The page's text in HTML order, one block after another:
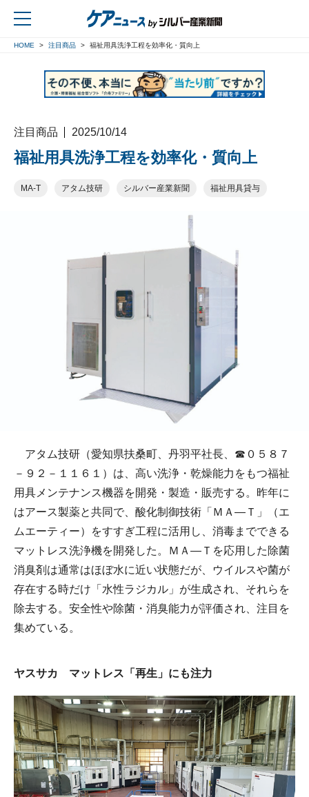
HOME 注目商品 福祉用具洗浄工程を効率化・質向上
注目商品 2025/10/14
福祉用具洗浄工程を効率化・質向上
MA-T アタム技研 シルバー産業新聞 福祉用具貸与
アタム技研（愛知県扶桑町、丹羽平社長、☎０５８７
－９２－１１６１）は、高い洗浄・乾燥能力をもつ福祉
用具メンテナンス機器を開発・製造・販売する。昨年に
はアース製薬と共同で、酸化制御技術「ＭＡ―Ｔ」（エ
ムエーティー）をすすぎ工程に活用し、消毒までできる
マットレス洗浄機を開発した。ＭＡ―Ｔを応用した除菌
消臭剤は通常はほぼ水に近い状態だが、ウイルスや菌が
存在する時だけ「水性ラジカル」が生成され、それらを
除去する。安全性や除菌・消臭能力が評価され、注目を
集めている。
ヤスサカ マットレス「再生」にも注力